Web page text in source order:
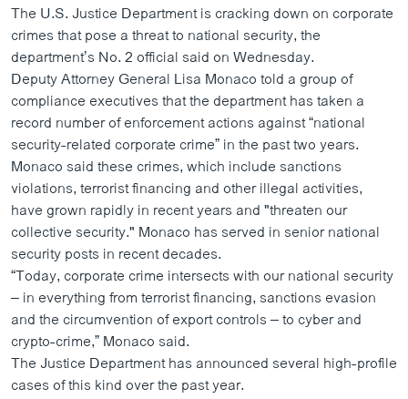
The U.S. Justice Department is cracking down on corporate
crimes that pose a threat to national security, the
department’s No. 2 official said on Wednesday.
Deputy Attorney General Lisa Monaco told a group of
compliance executives that the department has taken a
record number of enforcement actions against “national
security-related corporate crime” in the past two years.
Monaco said these crimes, which include sanctions
violations, terrorist financing and other illegal activities,
have grown rapidly in recent years and "threaten our
collective security." Monaco has served in senior national
security posts in recent decades.
“Today, corporate crime intersects with our national security
– in everything from terrorist financing, sanctions evasion
and the circumvention of export controls – to cyber and
crypto-crime,” Monaco said.
The Justice Department has announced several high-profile
cases of this kind over the past year.